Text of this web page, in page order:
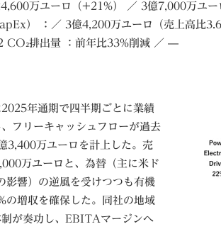
万ユーロ（+21%） ／ 3億7,000万ユー
） ：／ 3億4,200万ユーロ（売上高比
CO₂排出量 ：前年比33%削減 ／ —
年通期で四半期ごとに業績
フリーキャッシュフローが過去
3,400万ユーロを計上した。売
万ユーロと、為替（主に米ド
影響）の逆風を受けつつも有機
の増収を確保した。同社の地域
が奏功し、EBITAマージンへ